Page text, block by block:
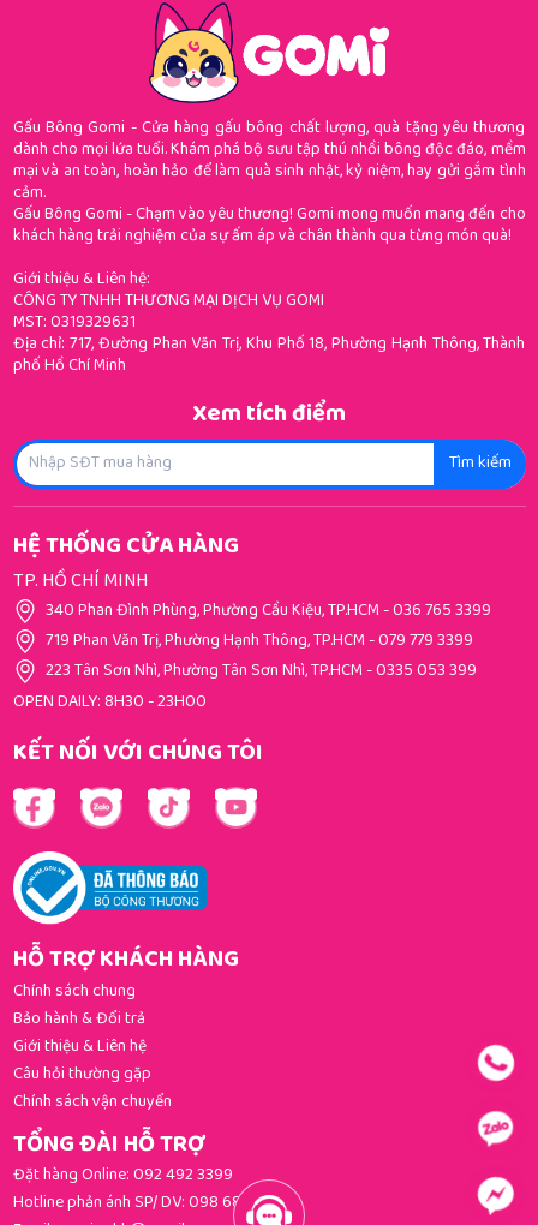
Gấu Bông Gomi - Cửa hàng gấu bông chất lượng, quà tặng yêu thương
dành cho mọi lứa tuổi. Khám phá bộ sưu tập thú nhồi bông độc đáo, mềm
mại và an toàn, hoàn hảo để làm quà sinh nhật, kỷ niệm, hay gửi gắm tình
cảm.
Gấu Bông Gomi - Chạm vào yêu thương! Gomi mong muốn mang đến cho
khách hàng trải nghiệm của sự ấm áp và chân thành qua từng món quà!
Giới thiệu & Liên hệ:
CÔNG TY TNHH THƯƠNG MẠI DỊCH VỤ GOMI
MST: 0319329631
Địa chỉ: 717, Đường Phan Văn Trị, Khu Phố 18, Phường Hạnh Thông, Thành
phố Hồ Chí Minh
Xem tích điểm
Tìm kiếm
HỆ THỐNG CỬA HÀNG
TP. HỒ CHÍ MINH
340 Phan Đình Phùng, Phường Cầu Kiệu, TP.HCM-036 765 3399
719 Phan Văn Trị, Phường Hạnh Thông, TP.HCM-079 779 3399
223 Tân Sơn Nhì, Phường Tân Sơn Nhì, TP.HCM-0335 053 399
OPEN DAILY: 8H30 - 23H00
KẾT NỐI VỚI CHÚNG TÔI
HỖ TRỢ KHÁCH HÀNG
Chính sách chung
Bảo hành & Đổi trả
Giới thiệu & Liên hệ
Câu hỏi thường gặp
Chính sách vận chuyển
TỔNG ĐÀI HỖ TRỢ
Đặt hàng Online:092 492 3399
Hotline phản ánh SP/ DV:098 681 3392